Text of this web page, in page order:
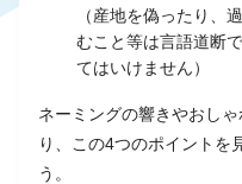
（産地を偽ったり、
むこと等は言語道断
てはいけません）
ネーミングの響きやおし
り、この4つのポイントを
う。